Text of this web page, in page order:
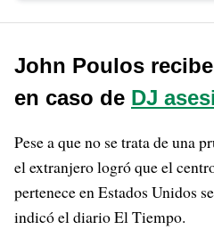
John Poulos recibe
en caso de DJ
Pese a que no se trata de una
el extranjero logró que el
pertenece en Estados Unidos
indicó el diario El Tiempo.